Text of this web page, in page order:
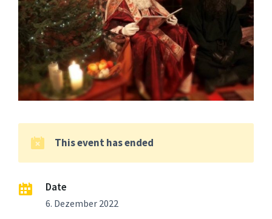
This event has ended
Date
6. Dezember 2022